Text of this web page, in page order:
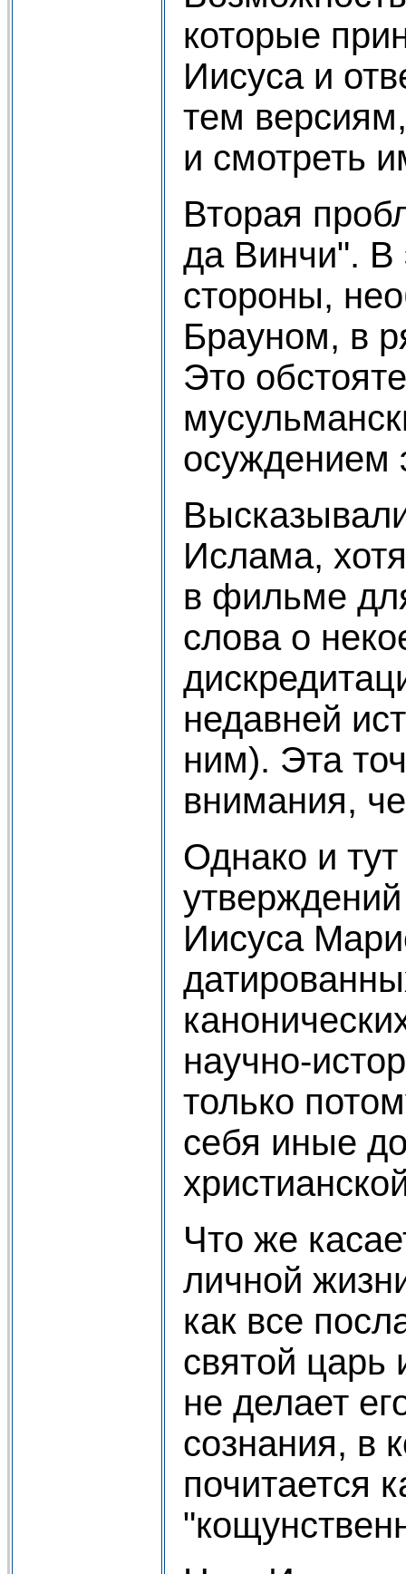
которые
Иисуса и
тем
и смотреть
Вторая
да Винчи". В
стороны,
Брауном, в
Это
осуждением
Ислама,
в фильме
слова о
недавней
ним). Эта
внимания,
Однако и
Иисуса
научно-
только
себя иные
Что же
личной
как все
святой царь
не делает
сознания, в
почитается